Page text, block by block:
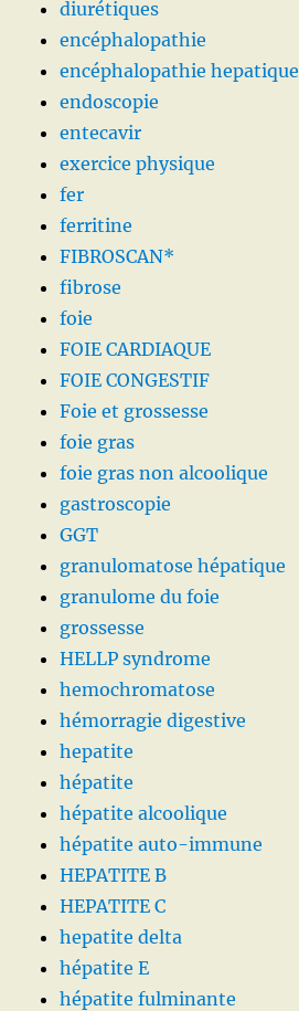
diurétiques
encéphalopathie
encéphalopathie hepatique
endoscopie
entecavir
exercice physique
fer
ferritine
FIBROSCAN*
fibrose
foie
FOIE CARDIAQUE
FOIE CONGESTIF
Foie et grossesse
foie gras
foie gras non alcoolique
gastroscopie
GGT
granulomatose hépatique
granulome du foie
grossesse
HELLP syndrome
hemochromatose
hémorragie digestive
hepatite
hépatite
hépatite alcoolique
hépatite auto-immune
HEPATITE B
HEPATITE C
hepatite delta
hépatite E
hépatite fulminante